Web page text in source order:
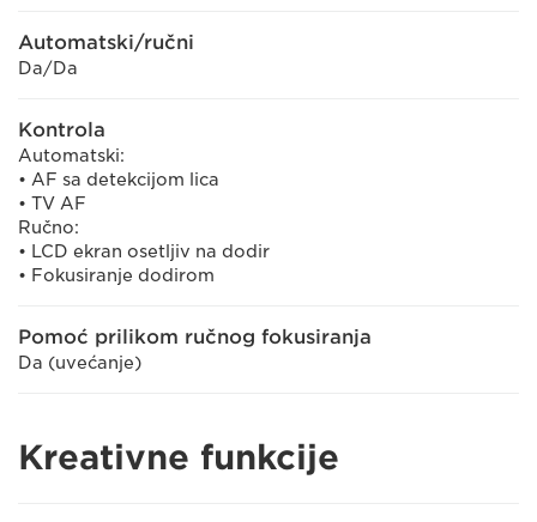
Automatski/ručni
Da/Da
Kontrola
Automatski:
• AF sa detekcijom lica
• TV AF
Ručno:
• LCD ekran osetljiv na dodir
• Fokusiranje dodirom
Pomoć prilikom ručnog fokusiranja
Da (uvećanje)
Kreativne funkcije